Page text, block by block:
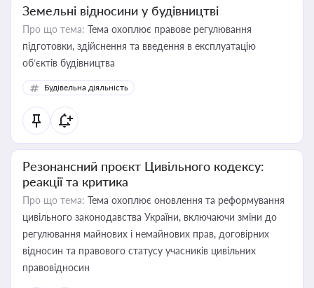
Земельні відносини у будівництві
Про що тема: Тема охоплює правове регулювання
підготовки, здійснення та введення в експлуатацію
об’єктів будівництва
Будівельна діяльність
Резонансний проєкт Цивільного кодексу:
реакції та критика
Про що тема: Тема охоплює оновлення та реформування
цивільного законодавства України, включаючи зміни до
регулювання майнових і немайнових прав, договірних
відносин та правового статусу учасників цивільних
правовідносин